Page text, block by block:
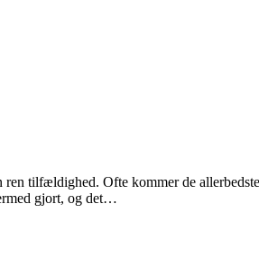
tilfældighed. Ofte kommer de
gjort, og det…